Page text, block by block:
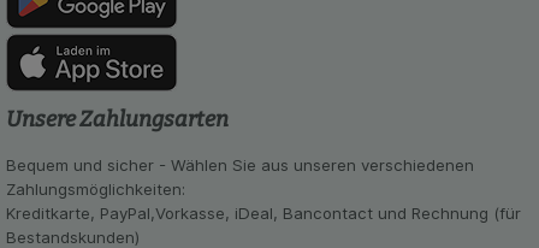
Unsere Zahlungsarten
Bequem und sicher - Wählen Sie aus unseren verschiedenen
Zahlungsmöglichkeiten:
Kreditkarte, PayPal,Vorkasse, iDeal, Bancontact und Rechnung (für
Bestandskunden)